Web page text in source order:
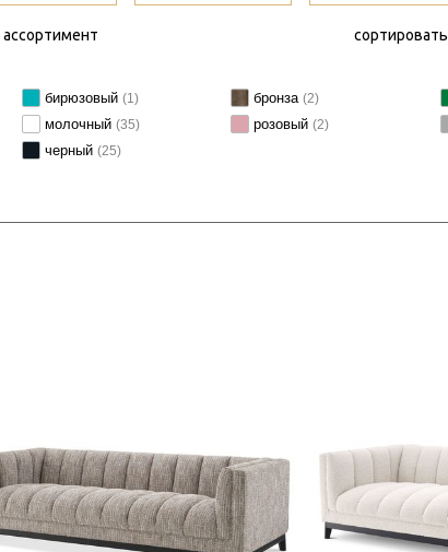
сортировать
бирюзовый (1) бронза(2)
молочный (35) розовый(2)
черный (25)